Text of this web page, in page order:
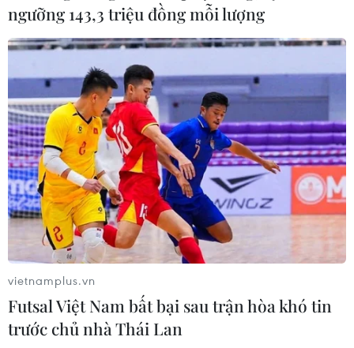
Tác phẩm 'Nữ Cầu Mây Việt Nam công thủ toàn diện' của tác
giả Trần Nhân Quyền (Hà Nội). (Ảnh: NSNA VN)
ngưỡng 143,3 triệu đồng mỗi lượng
vietnamplus.vn
Futsal Việt Nam bất bại sau trận hòa khó tin
trước chủ nhà Thái Lan